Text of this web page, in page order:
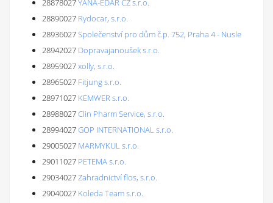
28878027YANA-EDAR CZ s.r.o.
28890027 Rydocar, s.r.o.
28936027Společenství pro dům č.p. 752, Praha 4 - Nusle
28942027 Dopravajanoušek s.r.o.
28959027xolly, s.r.o.
28965027 Fitjung s.r.o.
28971027 KEMWER s.r.o.
28988027Clin Pharm Service, s.r.o.
28994027GOP INTERNATIONAL s.r.o.
29005027 MARMYKUL s.r.o.
29011027 PETEMA s.r.o.
29034027Zahradnictví flos, s.r.o.
29040027 Koleda Team s.r.o.